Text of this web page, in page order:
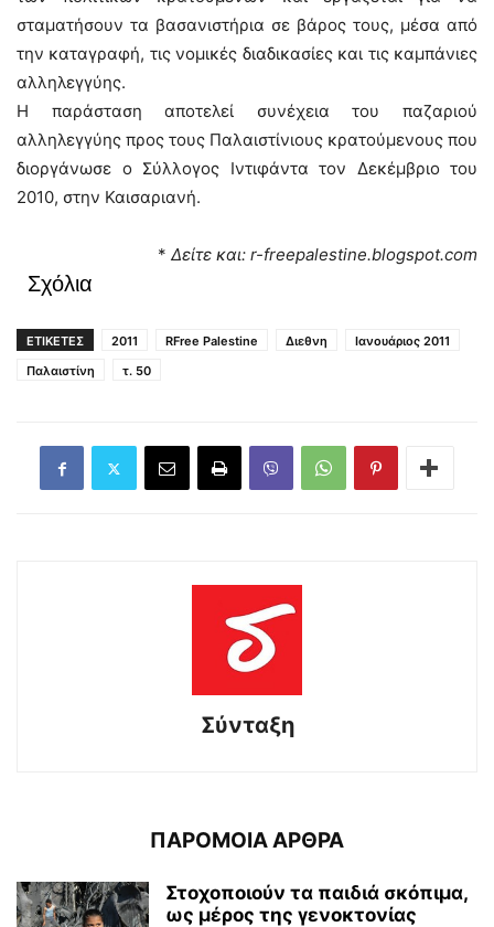
σταματήσουν τα βασανιστήρια σε βάρος τους, μέσα από
την καταγραφή, τις νομικές διαδικασίες και τις καμπάνιες
αλληλεγγύης.
Η παράσταση αποτελεί συνέχεια του παζαριού
αλληλεγγύης προς τους Παλαιστίνιους κρατούμενους που
διοργάνωσε ο Σύλλογος Ιντιφάντα τον Δεκέμβριο του
2010, στην Καισαριανή.
* Δείτε και: r-freepalestine.blogspot.com
Σχόλια
ΕΤΙΚΕΤΕΣ 2011 RFree Palestine Διεθνη
Ιανουάριος 2011
Παλαιστίνη
τ. 50
Σύνταξη
ΠΑΡΟΜΟΙΑ ΑΡΘΡΑ
Στοχοποιούν τα παιδιά σκόπιμα,
ως μέρος της γενοκτονίας